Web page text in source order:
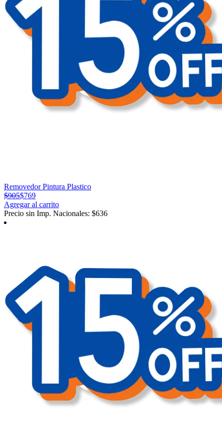
Removedor Pintura Plastico
$905$769
Agregar al carrito
Precio sin Imp. Nacionales: $636